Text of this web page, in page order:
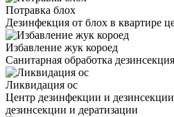
Потравка блох
Дезинфекция от блох в квартире
Избавление жук короед
Санитарная обработка дезинсекция
Ликвидация ос
Центр дезинфекции и
дезинсекции и дератизации